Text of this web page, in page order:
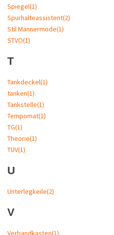
Spiegel(1)
Spurhalteassistent(2)
Stil Männermode(1)
STVO(1)
T
Tankdeckel(1)
tanken(1)
Tankstelle(1)
Tempomat(1)
TG(1)
Theorie(1)
TÜV(1)
U
Unterlegkeile(2)
V
Verbandkasten(1)